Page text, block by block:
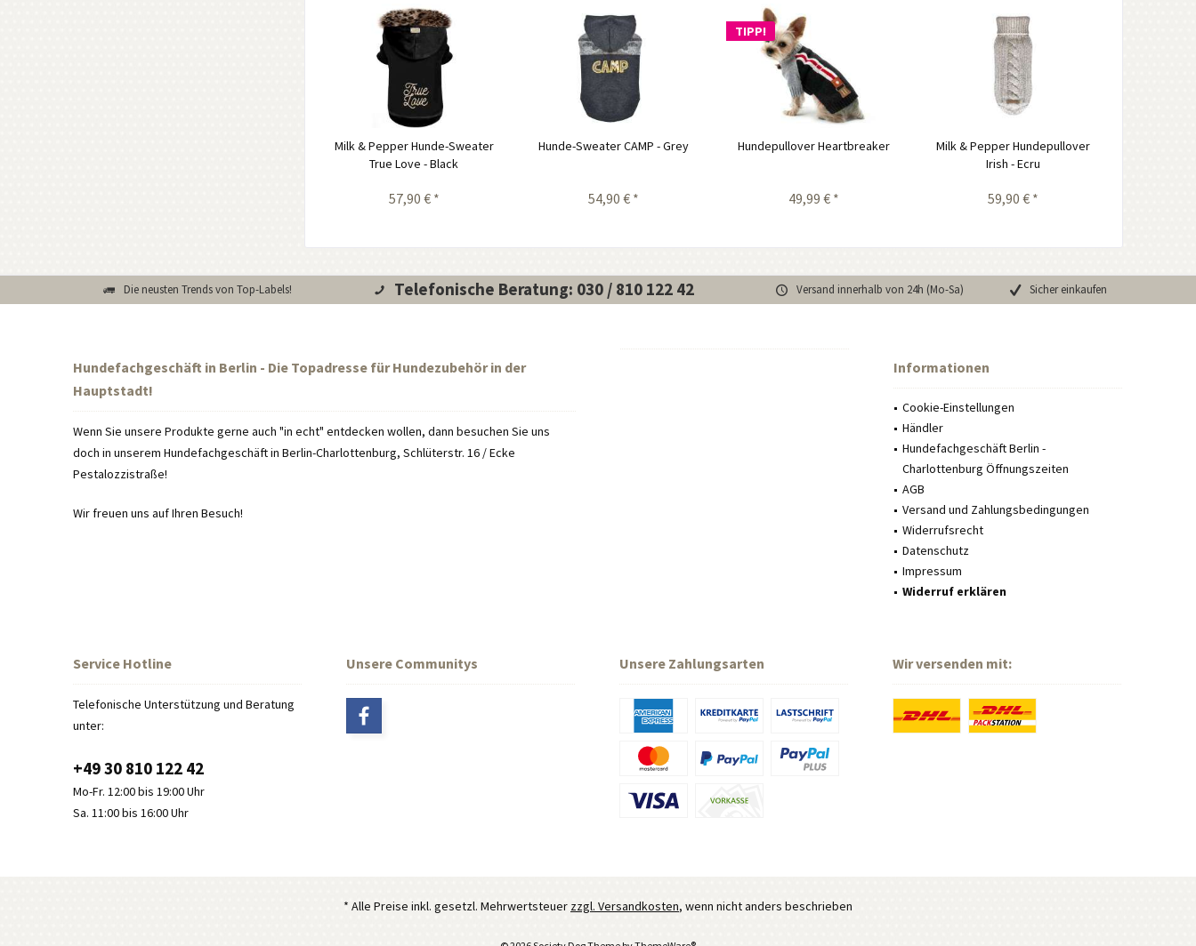
Milk & Pepper Hunde-Sweater
True Love - Black
57,90 € *
Hunde-Sweater CAMP - Grey
54,90 € *
TIPP!
Hundepullover Heartbreaker
49,99 € *
Milk & Pepper Hundepullover
Irish - Ecru
59,90 € *
Die neusten Trends von Top-Labels! Telefonische Beratung: 030 / 810 122 42 Versand innerhalb von 24h (Mo-Sa) Sicher einkaufen
Hundefachgeschäft in Berlin - Die Topadresse für Hundezubehör in der
Hauptstadt!
Wenn Sie unsere Produkte gerne auch "in echt" entdecken wollen, dann besuchen Sie uns
doch in unserem Hundefachgeschäft in Berlin-Charlottenburg, Schlüterstr. 16 / Ecke
Pestalozzistraße!
Wir freuen uns auf Ihren Besuch!
Informationen
Cookie-Einstellungen
Händler
Hundefachgeschäft Berlin -
Charlottenburg Öffnungszeiten
AGB
Versand und Zahlungsbedingungen
Widerrufsrecht
Datenschutz
Impressum
Widerruf erklären
Service Hotline
Telefonische Unterstützung und Beratung
unter:
+49 30 810 122 42
Mo-Fr. 12:00 bis 19:00 Uhr
Sa. 11:00 bis 16:00 Uhr
Unsere Communitys Unsere Zahlungsarten Wir versenden mit:
* Alle Preise inkl. gesetzl. Mehrwertsteuer zzgl. Versandkosten, wenn nicht anders beschrieben